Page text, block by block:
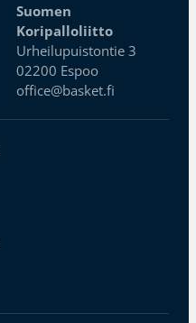
Suomen
Koripalloliitto
Urheilupuistontie 3
02200 Espoo
office@basket.fi